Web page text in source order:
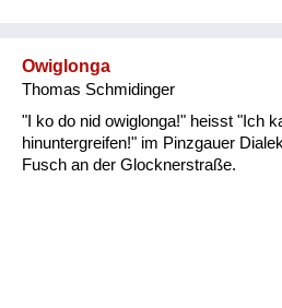
Owiglonga
Thomas Schmidinger
"I ko do nid owiglonga!" heisst "Ich
hinuntergreifen!" im Pinzgauer
Fusch an der Glocknerstraße.